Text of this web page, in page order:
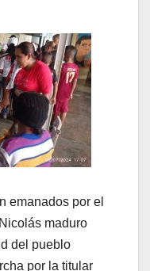
emanados por el
maduro
del pueblo
por la titular